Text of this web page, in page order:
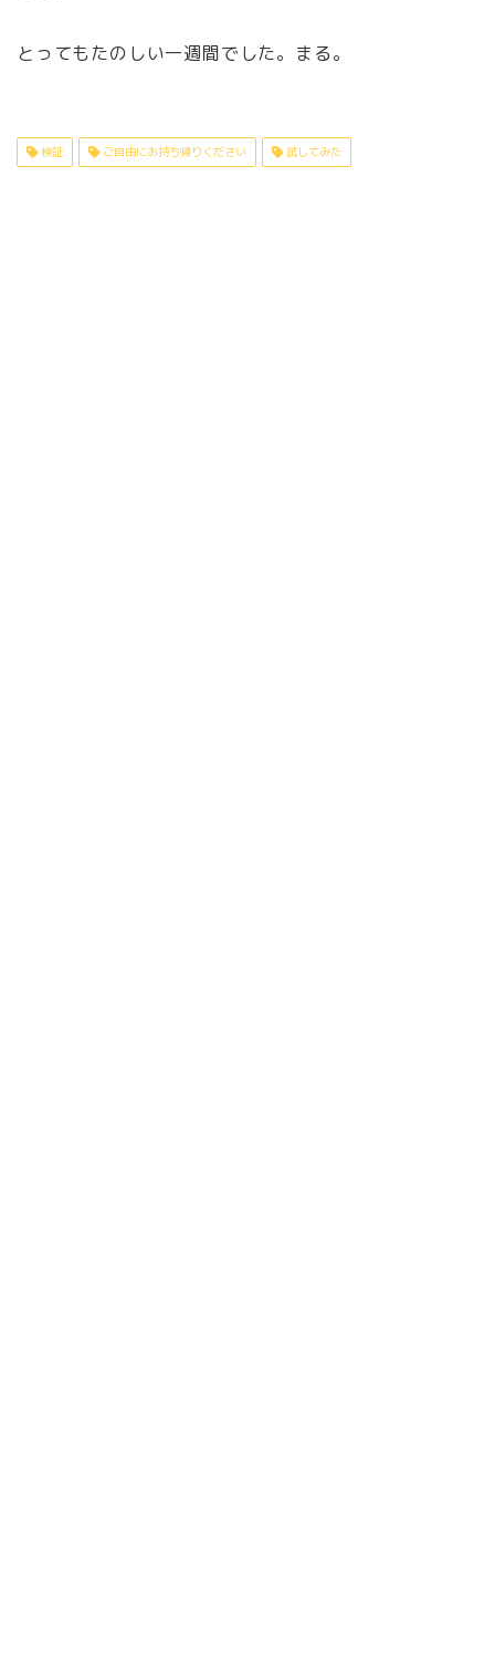
とってもたのしい一週間でした。まる。
検証 ご自由にお持ち帰りください 試してみた